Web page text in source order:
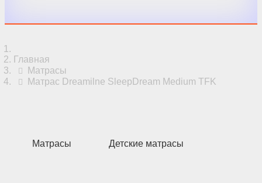
Главная
Матрасы
Матрас Dreamilne SleepDream Medium TFK
Матрасы Детские матрасы